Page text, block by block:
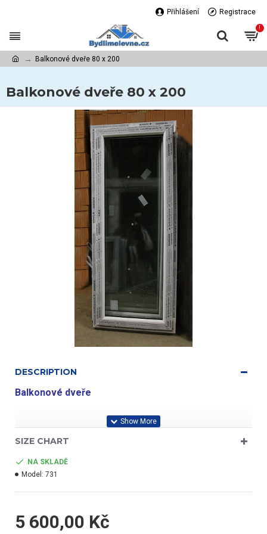
Přihlášení Registrace
!
Balkonové dveře 80 x 200
Balkonové dveře 80 x 200
DESCRIPTION
Balkonové dveře
Aluplast ID4000
profil třídy "A"
SIZE CHART
NA SKLADĚ
Model: 731
5 600,00 Kč